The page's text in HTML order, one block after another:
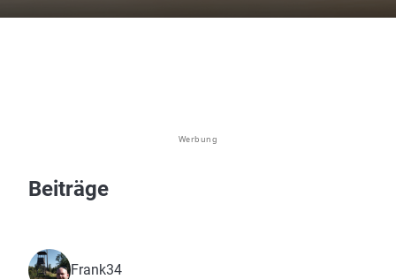
Werbung
Beiträge
Frank34